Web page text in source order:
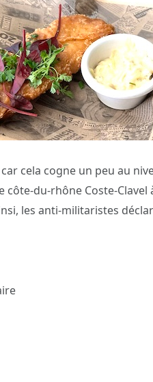
cela cogne un peu au
côte-du-rhône Coste-
les anti-militaristes